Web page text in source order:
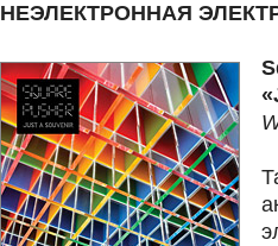
НЕЭЛЕКТРОННАЯ